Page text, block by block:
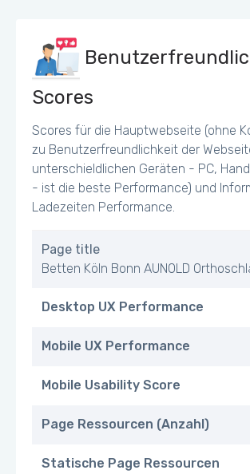
Scores
Scores für die Hauptwebseite (ohne
zu Benutzerfreundlichkeit der
unterschieldlichen Geräten - PC,
- ist die beste Performance) und
Ladezeiten Performance.
Page title
Betten Köln Bonn AUNOLD
Desktop UX Performance
Mobile UX Performance
Mobile Usability Score
Page Ressourcen (Anzahl)
Statische Page Ressourcen